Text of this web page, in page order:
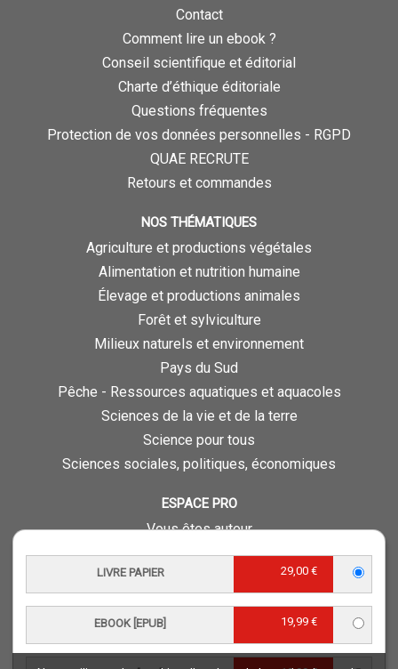
LIVRE PAPIER 29,00 €
EBOOK [EPUB] 19,99 €
Contact
Comment lire un ebook ?
Conseil scientifique et éditorial
Charte d’éthique éditoriale
Questions fréquentes
Protection de vos données personnelles - RGPD
QUAE RECRUTE
Retours et commandes
NOS THÉMATIQUES
Agriculture et productions végétales
Alimentation et nutrition humaine
Élevage et productions animales
Forêt et sylviculture
Milieux naturels et environnement
Pays du Sud
Pêche - Ressources aquatiques et aquacoles
Sciences de la vie et de la terre
Science pour tous
Sciences sociales, politiques, économiques
ESPACE PRO
Vous êtes auteur
Vous êtes journaliste
Vous êtes libraire
Foreign rights
Procédure d'évaluation